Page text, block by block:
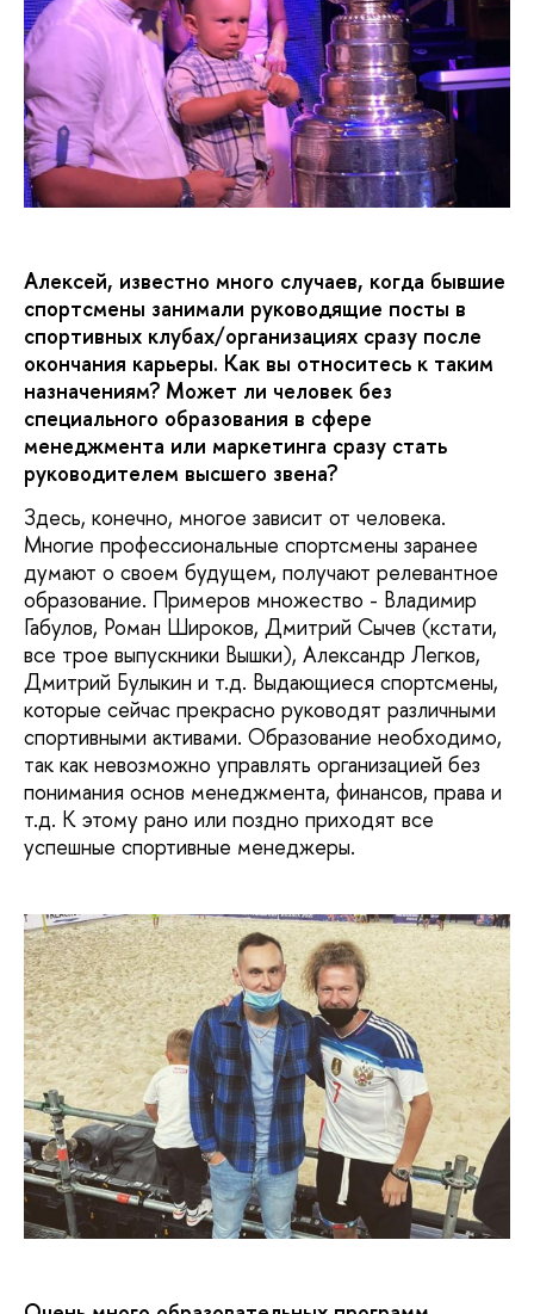
Алексей, известно много случаев, когда бывшие
спортсмены занимали руководящие посты в
спортивных клубах/организациях сразу после
окончания карьеры. Как вы относитесь к таким
назначениям? Может ли человек без
специального образования в сфере
менеджмента или маркетинга сразу стать
руководителем высшего звена?
Здесь, конечно, многое зависит от человека.
Многие профессиональные спортсмены заранее
думают о своем будущем, получают релевантное
образование. Примеров множество - Владимир
Габулов, Роман Широков, Дмитрий Сычев (кстати,
все трое выпускники Вышки), Александр Легков,
Дмитрий Булыкин и т.д. Выдающиеся спортсмены,
которые сейчас прекрасно руководят различными
спортивными активами. Образование необходимо,
так как невозможно управлять организацией без
понимания основ менеджмента, финансов, права и
т.д. К этому рано или поздно приходят все
успешные спортивные менеджеры.